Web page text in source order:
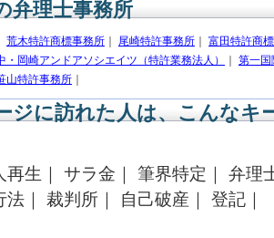
弁理士事務所
荒木特許商標事務所 尾崎特許事務所
富田特許商
・岡崎アンドアソシエイツ（特許業務法人）
第一国
山特許事務所
ジに訪れた人は、こんなキ
再生｜ サラ金｜ 筆界特定｜ 弁理
法｜ 裁判所｜ 自己破産｜ 登記｜